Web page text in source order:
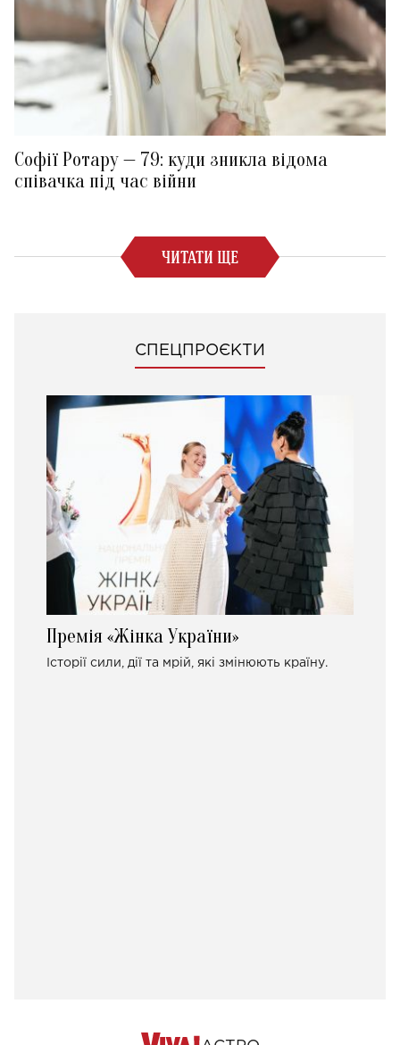
Софії Ротару — 79: куди зникла відома
співачка під час війни
ЧИТАТИ ЩЕ
СПЕЦПРОЄКТИ
Премія «Жінка України»
Історії сили, дії та мрій, які змінюють країну.